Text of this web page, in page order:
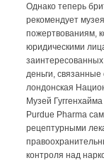
Однако теперь
рекомендует
пожертвованиям,
юридическими
деньги,
лондонская
Музей
Purdue Pharma
рецептурными
контроля над